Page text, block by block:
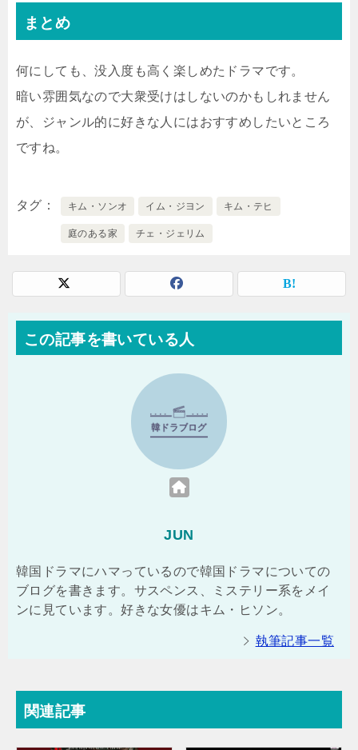
まとめ
何にしても、没入度も高く楽しめたドラマです。
暗い雰囲気なので大衆受けはしないのかもしれません
が、ジャンル的に好きな人にはおすすめしたいところ
ですね。
タグ キム・ソンオ イム・ジヨン キム・テヒ
庭のある家 チェ・ジェリム
この記事を書いている人
JUN
韓国ドラマにハマっているので韓国ドラマについての
ブログを書きます。サスペンス、ミステリー系をメイ
ンに見ています。好きな女優はキム・ヒソン。
執筆記事一覧
関連記事